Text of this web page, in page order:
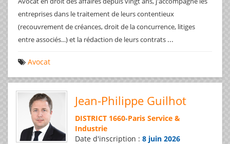
entreprises dans le traitement de leurs contentieux
(recouvrement de créances, droit de la concurrence, litiges
entre associés...) et la rédaction de leurs contrats ...
Avocat
Jean-Philippe Guilhot
DISTRICT 1660-Paris Service &
Industrie
Date d'inscription : 8 juin 2026